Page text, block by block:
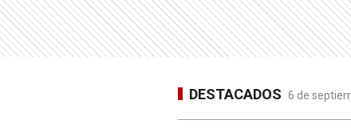
DESTACADOS 6 de